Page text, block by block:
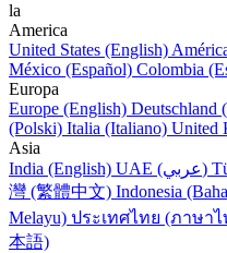
la
America
United States (English)
México (Español) Colombia
Europa
Europe (English) Deutschland
(Polski) Italia (Italiano) United
Asia
India (English)
UAE (عربي)
灣 (繁體中文) Indonesia
Melayu) ประเทศไทย (ภาษาไ
本語)